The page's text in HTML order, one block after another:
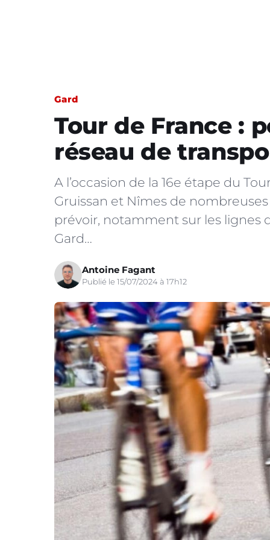
Gard
Tour de France :
réseau de
A l’occasion de la 16e étape du
Gruissan et Nîmes de
prévoir, notamment sur les lignes
Gard…
Antoine Fagant
Publié le 15/07/2024 à 17h12